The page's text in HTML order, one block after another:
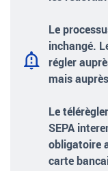
Le
inchangé.
régler
mais
Le
SEPA
obligatoire
carte